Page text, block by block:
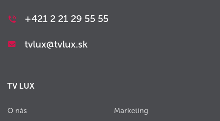
+421 2 21 29 55 55
tvlux@tvlux.sk
TV LUX
O nás Marketing